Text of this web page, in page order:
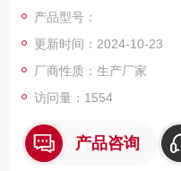
动式汽车衡，出口式地磅，
产品型号：
更新时间：2024-10-23
厂商性质：生产厂家
访问量：1554
产品咨询